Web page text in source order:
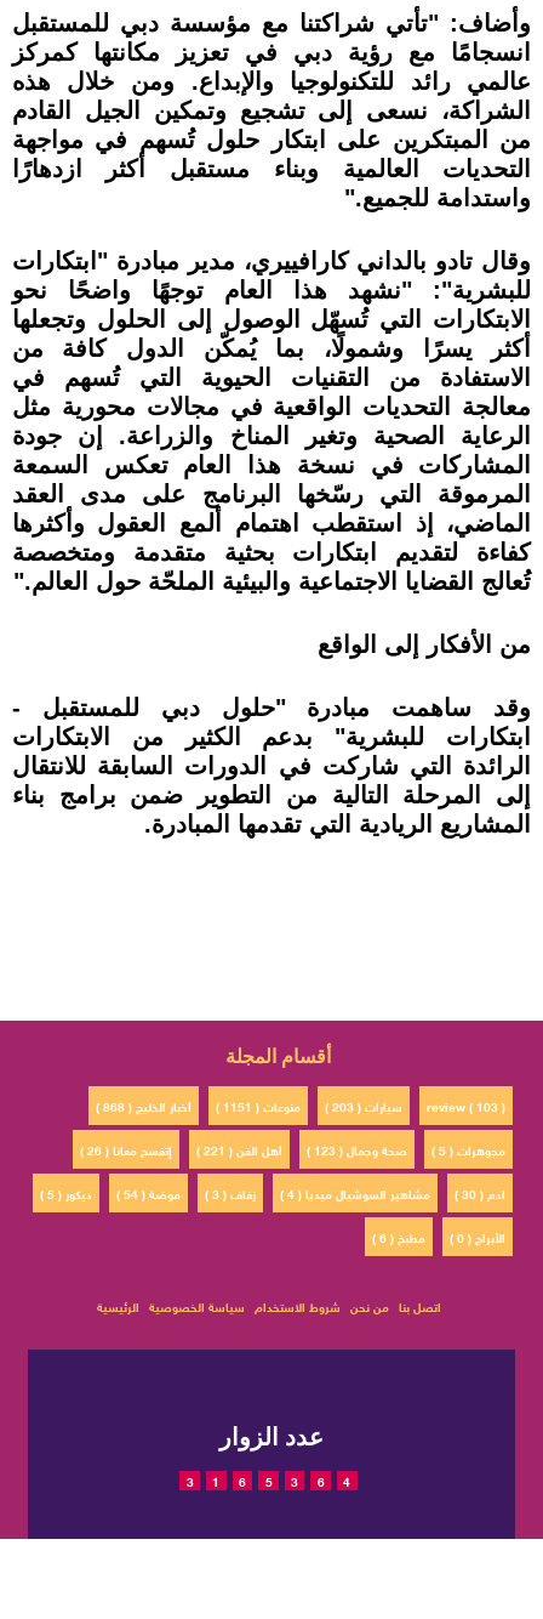
وأضاف: "تأتي شراكتنا مع مؤسسة دبي للمستقبل
انسجامًا مع رؤية دبي في تعزيز مكانتها كمركز
عالمي رائد للتكنولوجيا والإبداع. ومن خلال هذه
الشراكة، نسعى إلى تشجيع وتمكين الجيل القادم
من المبتكرين على ابتكار حلول تُسهم في مواجهة
التحديات العالمية وبناء مستقبل أكثر ازدهارًا
واستدامة للجميع."
وقال تادو بالداني كارافييري، مدير مبادرة "ابتكارات
للبشرية": "نشهد هذا العام توجهًا واضحًا نحو
الابتكارات التي تُسهّل الوصول إلى الحلول وتجعلها
أكثر يسرًا وشمولًا، بما يُمكّن الدول كافة من
الاستفادة من التقنيات الحيوية التي تُسهم في
معالجة التحديات الواقعية في مجالات محورية مثل
الرعاية الصحية وتغير المناخ والزراعة. إن جودة
المشاركات في نسخة هذا العام تعكس السمعة
المرموقة التي رسّخها البرنامج على مدى العقد
الماضي، إذ استقطب اهتمام ألمع العقول وأكثرها
كفاءة لتقديم ابتكارات بحثية متقدمة ومتخصصة
تُعالج القضايا الاجتماعية والبيئية الملحّة حول العالم."
من الأفكار إلى الواقع
وقد ساهمت مبادرة "حلول دبي للمستقبل -
ابتكارات للبشرية" بدعم الكثير من الابتكارات
الرائدة التي شاركت في الدورات السابقة للانتقال
إلى المرحلة التالية من التطوير ضمن برامج بناء
المشاريع الريادية التي تقدمها المبادرة.
أقسام المجلة
أخبار الخليج ( 868 ) منوعات ( 1151 ) سيارات ( 203 )
review ( 103 )
إتفسح معانا ( 26 )
أهل الفن ( 221 ) صحة وجمال ( 123 )
مجوهرات ( 5 )
ديكور ( 5 )
موضة ( 54 ) زفاف ( 3 ) مشاهير السوشيال ميديا ( 4 )
ادم ( 30 )
مطبخ ( 6 )
الأبراج ( 0 )
الرئيسية سياسة الخصوصية شروط الاستخدام من نحن اتصل بنا
عدد الزوار
3 1 6 5 3 6 4